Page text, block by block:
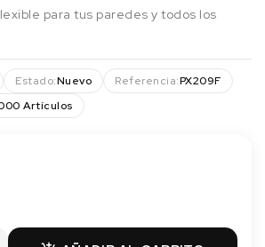
para tus paredes y todos los
Estado:Nuevo Referencia:PX209F
Artículos